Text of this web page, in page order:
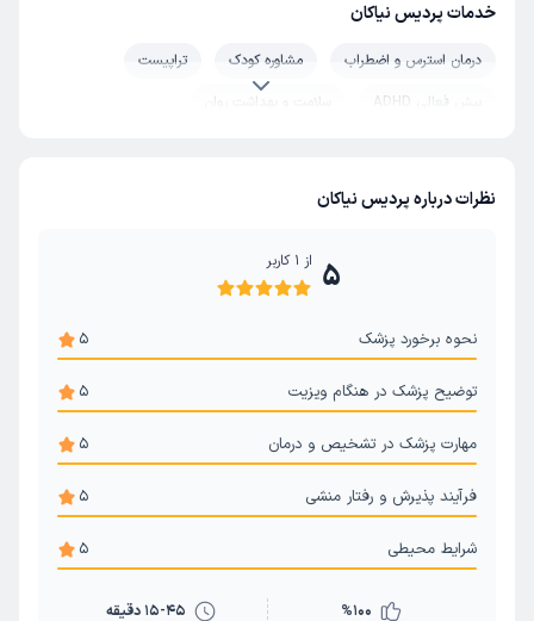
خدمات پردیس نیاکان
درمان استرس و اضطراب مشاوره کودک
تراپیست
بیش فعالی ADHD
سلامت و بهداشت روان
مشاوره مدیریت خشم
نظرات درباره پردیس نیاکان
5 از 1 کاربر
نحوه برخورد پزشک 5
توضیح پزشک در هنگام ویزیت 5
مهارت پزشک در تشخیص و درمان 5
فرآیند پذیرش و رفتار منشی 5
شرایط محیطی 5
%100
15-45 دقیقه